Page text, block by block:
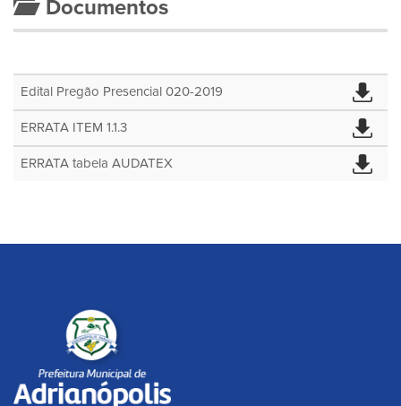
Documentos
Edital Pregão Presencial 020-2019
ERRATA ITEM 1.1.3
ERRATA tabela AUDATEX